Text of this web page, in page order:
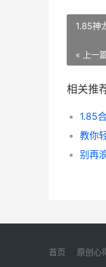
1.85神
« 上一
相关推
1.85
教你
别再
首页 原创心